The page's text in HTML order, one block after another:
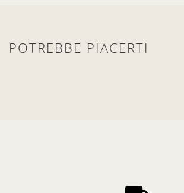
POTREBBE PIACERTI